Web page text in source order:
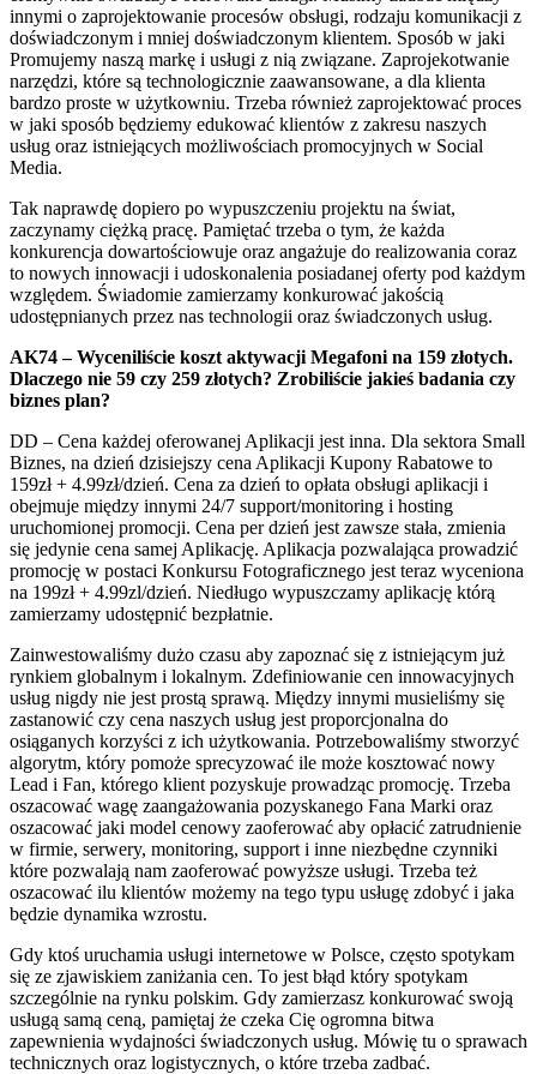
innymi o zaprojektowanie procesów obsługi, rodzaju komunikacji z
doświadczonym i mniej doświadczonym klientem. Sposób w jaki
Promujemy naszą markę i usługi z nią związane. Zaprojekotwanie
narzędzi, które są technologicznie zaawansowane, a dla klienta
bardzo proste w użytkowniu. Trzeba również zaprojektować proces
w jaki sposób będziemy edukować klientów z zakresu naszych
usług oraz istniejących możliwościach promocyjnych w Social
Media.
Tak naprawdę dopiero po wypuszczeniu projektu na świat,
zaczynamy ciężką pracę. Pamiętać trzeba o tym, że każda
konkurencja dowartościowuje oraz angażuje do realizowania coraz
to nowych innowacji i udoskonalenia posiadanej oferty pod każdym
względem. Świadomie zamierzamy konkurować jakością
udostępnianych przez nas technologii oraz świadczonych usług.
AK74 – Wyceniliście koszt aktywacji Megafoni na 159 złotych.
Dlaczego nie 59 czy 259 złotych? Zrobiliście jakieś badania czy
biznes plan?
DD – Cena każdej oferowanej Aplikacji jest inna. Dla sektora Small
Biznes, na dzień dzisiejszy cena Aplikacji Kupony Rabatowe to
159zł + 4.99zł/dzień. Cena za dzień to opłata obsługi aplikacji i
obejmuje między innymi 24/7 support/monitoring i hosting
uruchomionej promocji. Cena per dzień jest zawsze stała, zmienia
się jedynie cena samej Aplikację. Aplikacja pozwalająca prowadzić
promocję w postaci Konkursu Fotograficznego jest teraz wyceniona
na 199zł + 4.99zl/dzień. Niedługo wypuszczamy aplikację którą
zamierzamy udostępnić bezpłatnie.
Zainwestowaliśmy dużo czasu aby zapoznać się z istniejącym już
rynkiem globalnym i lokalnym. Zdefiniowanie cen innowacyjnych
usług nigdy nie jest prostą sprawą. Między innymi musieliśmy się
zastanowić czy cena naszych usług jest proporcjonalna do
osiąganych korzyści z ich użytkowania. Potrzebowaliśmy stworzyć
algorytm, który pomoże sprecyzować ile może kosztować nowy
Lead i Fan, którego klient pozyskuje prowadząc promocję. Trzeba
oszacować wagę zaangażowania pozyskanego Fana Marki oraz
oszacować jaki model cenowy zaoferować aby opłacić zatrudnienie
w firmie, serwery, monitoring, support i inne niezbędne czynniki
które pozwalają nam zaoferować powyższe usługi. Trzeba też
oszacować ilu klientów możemy na tego typu usługę zdobyć i jaka
będzie dynamika wzrostu.
Gdy ktoś uruchamia usługi internetowe w Polsce, często spotykam
się ze zjawiskiem zaniżania cen. To jest błąd który spotykam
szczególnie na rynku polskim. Gdy zamierzasz konkurować swoją
usługą samą ceną, pamiętaj że czeka Cię ogromna bitwa
zapewnienia wydajności świadczonych usług. Mówię tu o sprawach
technicznych oraz logistycznych, o które trzeba zadbać.